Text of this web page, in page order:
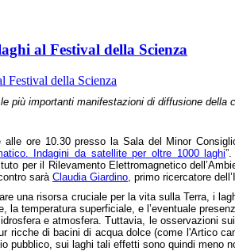
al Festival della Scienza
le più importanti manifestazioni di diffusione
alle ore 10.30 presso la Sala del Minor
Indagini da satellite per oltre 1000 laghi
per il Rilevamento Elettromagnetico
sarà Claudia Giardino , primo ricercatore
una risorsa cruciale per la vita sulla Terra, i
la temperatura superficiale, e l’eventuale
e atmosfera. Tuttavia, le osservazioni
ricche di bacini di acqua dolce (come l'Artico
pubblico, sui laghi tali effetti sono quindi meno